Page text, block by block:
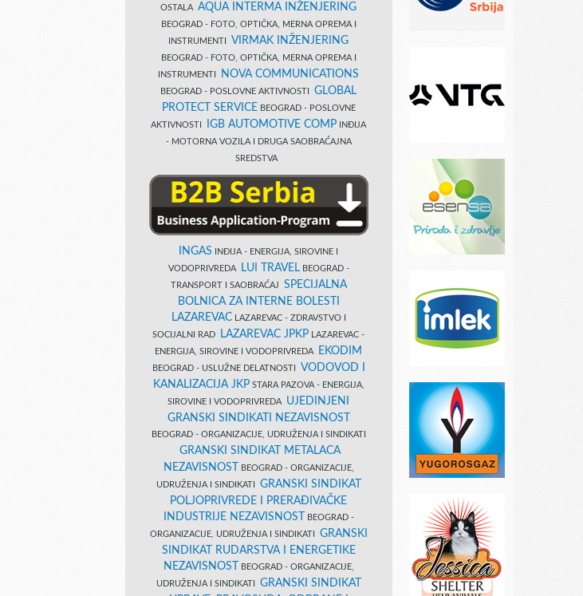
OSTALA AQUA INTERMA INŽENJERING
BEOGRAD - FOTO, OPTIČKA, MERNA OPREMA I
INSTRUMENTI VIRMAK INŽENJERING
BEOGRAD - FOTO, OPTIČKA, MERNA OPREMA I
INSTRUMENTI
NOVA COMMUNICATIONS
BEOGRAD - POSLOVNE AKTIVNOSTI GLOBAL
PROTECT SERVICE BEOGRAD - POSLOVNE
AKTIVNOSTI
IGB AUTOMOTIVE COMP INĐIJA
- MOTORNA VOZILA I DRUGA SAOBRAĆAJNA
SREDSTVA
INGAS INĐIJA - ENERGIJA, SIROVINE I
VODOPRIVREDA
LUI TRAVELBEOGRAD -
TRANSPORT I SAOBRAĆAJ SPECIJALNA
BOLNICA ZA INTERNE BOLESTI
LAZAREVACLAZAREVAC - ZDRAVSTVO I
SOCIJALNI RAD
LAZAREVAC JPKP LAZAREVAC -
ENERGIJA, SIROVINE I VODOPRIVREDA
EKODIM
BEOGRAD - USLUŽNE DELATNOSTI VODOVOD I
KANALIZACIJA JKPSTARA PAZOVA - ENERGIJA,
SIROVINE I VODOPRIVREDA UJEDINJENI
GRANSKI SINDIKATI NEZAVISNOST
BEOGRAD - ORGANIZACIJE, UDRUŽENJA I SINDIKATI
GRANSKI SINDIKAT METALACA
NEZAVISNOST
BEOGRAD - ORGANIZACIJE,
UDRUŽENJA I SINDIKATI GRANSKI SINDIKAT
POLJOPRIVREDE I PRERAĐIVAČKE
INDUSTRIJE NEZAVISNOST
BEOGRAD -
ORGANIZACIJE, UDRUŽENJA I SINDIKATI GRANSKI
SINDIKAT RUDARSTVA I ENERGETIKE
NEZAVISNOST
BEOGRAD - ORGANIZACIJE,
UDRUŽENJA I SINDIKATI GRANSKI SINDIKAT